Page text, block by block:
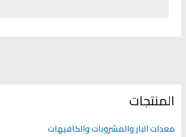
المنتجات
معدات البار والمشروبات والكافيهات